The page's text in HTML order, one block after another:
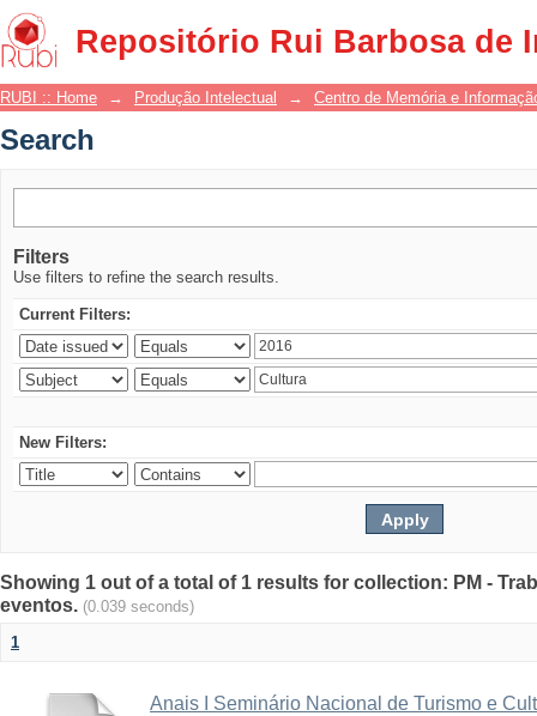
Repositório Rui Barbosa de
Search
RUBI :: Home → Produção Intelectual → Centro de Memória e
Search
Filters
Use filters to refine the search results.
Current Filters:
New Filters:
Showing 1 out of a total of 1 results for collection: PM -
eventos. (0.039 seconds)
1
Anais I Seminário Nacional de Turismo e